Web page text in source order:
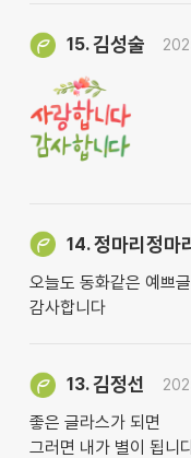
15.김성술
14.정마리정마
오늘도 동화같은 예쁘글
감사합니다
13.김정선
좋은 글라스가 되면
그러면 내가 별이 됩니